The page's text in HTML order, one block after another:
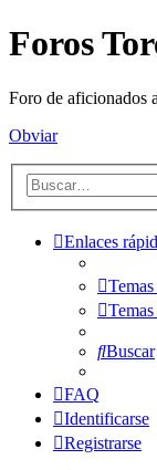
Foros
Foro de aficionados
Obviar
Enlaces
Buscar
FAQ
Identificarse
Registrarse